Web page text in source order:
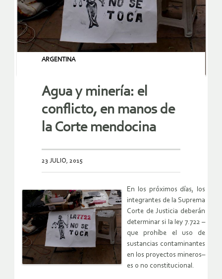
ARGENTINA
Agua y minería: el
conflicto, en manos de
la Corte mendocina
23 JULIO, 2015
En los próximos días, los
integrantes de la Suprema
Corte de Justicia deberán
determinar si la ley 7.722 –
que prohíbe el uso de
sustancias contaminantes
en los proyectos mineros–
es o no constitucional.